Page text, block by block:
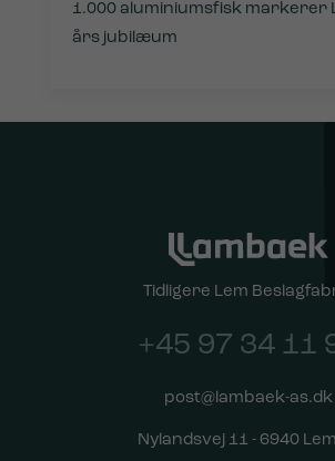
1.000 aluminiumsfisk markerer
års jubilæum
Tidligere Lem
+45 97 34 11
post@lambaek-as.dk
Nylandsvej 11 - 6940